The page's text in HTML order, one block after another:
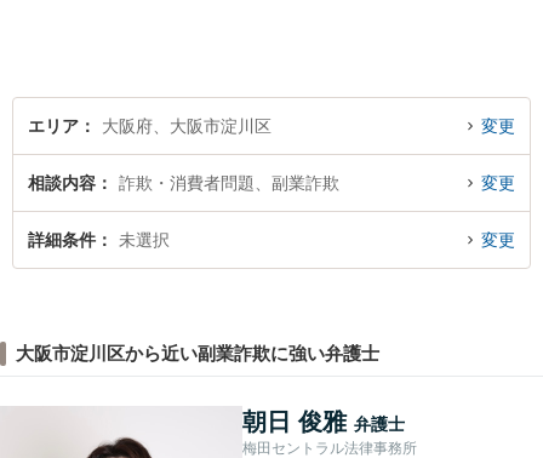
エリア 大阪府、大阪市淀川区 変更
相談内容 詐欺・消費者問題、副業詐欺 変更
詳細条件 未選択 変更
大阪市淀川区から近い副業詐欺に強い弁護士
朝日 俊雅 弁護士
梅田セントラル法律事務所